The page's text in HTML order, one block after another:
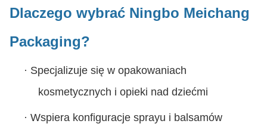
Dlaczego wybrać Ningbo Meichang
Packaging?
· Specjalizuje się w opakowaniach
kosmetycznych i opieki nad dziećmi
· Wspiera konfiguracje sprayu i balsamów